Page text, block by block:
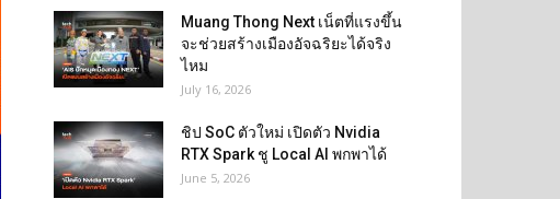
Muang Thong Next เน็ตที่แรงขึ้น
จะช่วยสร้างเมืองอัจฉริยะได้จริง
ไหม
July 16, 2026
ชิป SoC ตัวใหม่ เปิดตัว Nvidia
RTX Spark ชู Local AI พกพาได้
June 5, 2026